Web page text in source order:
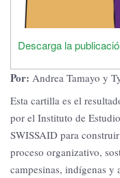
Descarga la
Por: Andrea Tamayo y
Esta cartilla es el
por el Instituto de
SWISSAID para
proceso organizativo,
campesinas, indígenas y